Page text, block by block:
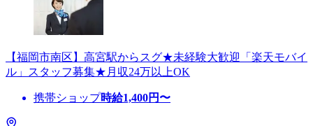
【福岡市南区】高宮駅からスグ★未経験大歓迎「楽天モバイ
ル」スタッフ募集★月収24万以上OK
携帯ショップ時給1,400円〜